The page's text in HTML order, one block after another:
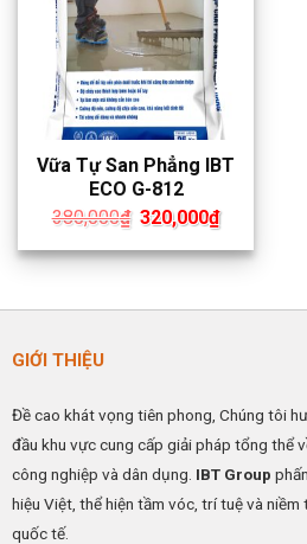
Vữa Tự San Phẳng IBT
ECO G-812
380,000₫ Giá
là:
320,000₫Giá
hiện
tại
GIỚI THIỆU
Đề cao khát vọng tiên phong, Chúng tôi
đầu khu vực cung cấp giải pháp tổng thể
công nghiệp và dân dụng. IBT Group
hiệu Việt, thể hiện tầm vóc, trí tuệ và
quốc tế.